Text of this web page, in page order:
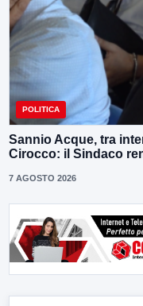
POLITICA
Sannio Acque, tra
Cirocco: il Sindaco
7 AGOSTO 2026